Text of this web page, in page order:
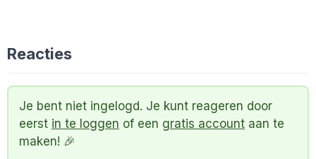
Reacties
Je bent niet ingelogd. Je kunt reageren door
eerst in te loggen of een gratis account aan te
maken! 🎉